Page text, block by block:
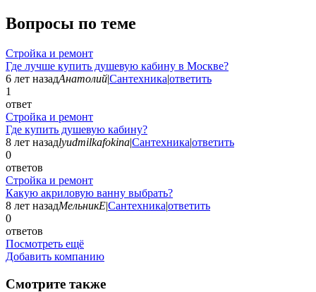
Вопросы по теме
Стройка и ремонт
Где лучше купить душевую кабину в Москве?
6 лет назадАнатолий|Сантехника|ответить
1
ответ
Стройка и ремонт
Где купить душевую кабину?
8 лет назадlyudmilkafokina|Сантехника|ответить
0
ответов
Стройка и ремонт
Какую акриловую ванну выбрать?
8 лет назадМельникЕ|Сантехника|ответить
0
ответов
Посмотреть ещё
Добавить компанию
Смотрите также